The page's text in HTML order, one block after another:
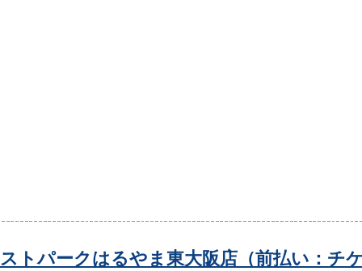
ストパークはるやま東大阪店（前払い：チ